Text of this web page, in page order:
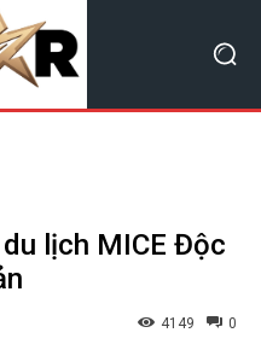
lịch MICE Độc
0
4149